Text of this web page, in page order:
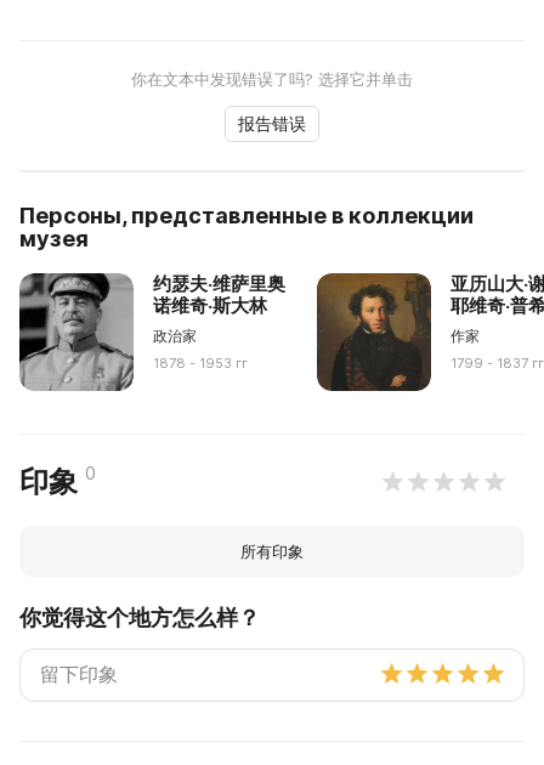
你在文本中发现错误了吗? 选择它并单击
报告错误
Персоны, представленные в коллекции
музея
约瑟夫·维萨里奥
诺维奇·斯大林
政治家
1878 - 1953 гг
亚历山大·
耶维奇·普
作家
1799 - 1837 гг
印象 0
所有印象
你觉得这个地方怎么样？